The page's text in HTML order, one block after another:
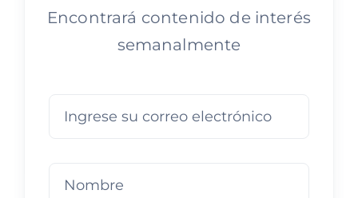
Encontrará contenido de interés
semanalmente